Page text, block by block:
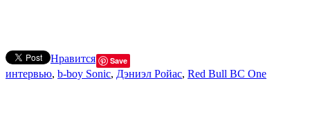
Нравится Save
интервью, b-boy Sonic, Дэниэл Ройас, Red Bull BC One